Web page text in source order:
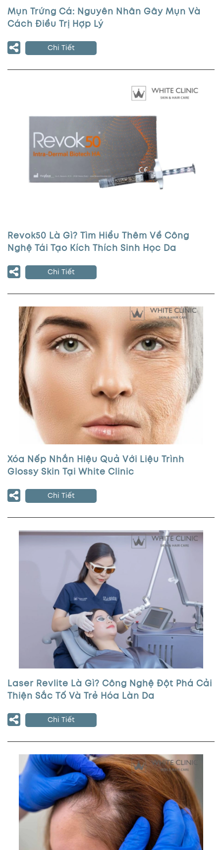
Mụn Trứng Cá: Nguyên Nhân Gây Mụn Và
Cách Điều Trị Hợp Lý
Chi Tiết
Revok50 Là Gì? Tìm Hiểu Thêm Về Công
Nghệ Tái Tạo Kích Thích Sinh Học Da
Chi Tiết
Xóa Nếp Nhắn Hiệu Quả Với Liệu Trình
Glossy Skin Tại White Clinic
Chi Tiết
Laser Revlite Là Gì? Công Nghệ Đột Phá Cải
Thiện Sắc Tố Và Trẻ Hóa Làn Da
Chi Tiết